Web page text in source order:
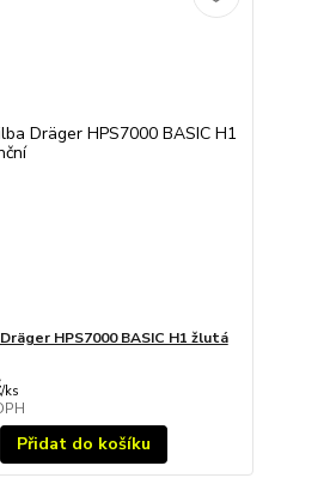
HPS7000 BASIC H1 žlutá
/ks
Přidat do košíku